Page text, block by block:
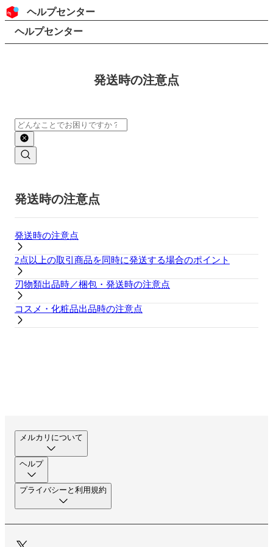
コンテンツにスキップ
ヘッダー
ヘルプセンター
検索
パンくずリスト
ヘルプセンター
発送時の注意点
検索
発送時の注意点
発送時の注意点
2点以上の取引商品を同時に発送する場合のポイント
刃物類出品時／梱包・発送時の注意点
コスメ・化粧品出品時の注意点
メルカリについて
ヘルプ
プライバシーと利用規約